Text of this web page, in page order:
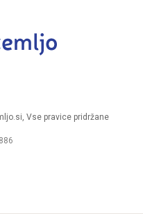
Vse pravice pridržane